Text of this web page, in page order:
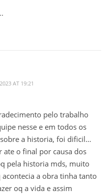
AT 19:21
pelo trabalho
nesse e em todos os
a historia, foi dificil…
ate o final por causa dos
pela historia mds, muito
a obra tinha tanto
oq a vida e assim